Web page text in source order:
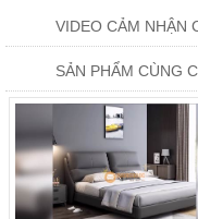
VIDEO CẢM NHẬN
SẢN PHẨM CÙNG